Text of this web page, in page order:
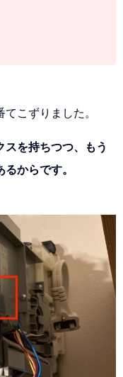
こずりました。
スを持ちつつ、もう
からです。